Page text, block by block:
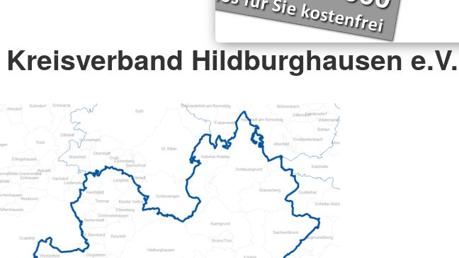
Kreisverband Hildburghausen e.V.